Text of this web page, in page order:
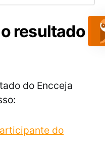
resultado
do Encceja
do